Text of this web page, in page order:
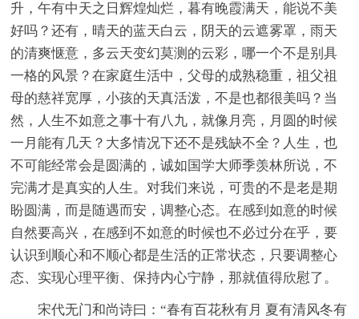
升，午有中天之日辉煌灿烂，暮有晚霞满天，能说不美
好吗？还有，晴天的蓝天白云，阴天的云遮雾罩，雨天
的清爽惬意，多云天变幻莫测的云彩，哪一个不是别具
一格的风景？在家庭生活中，父母的成熟稳重，祖父祖
母的慈祥宽厚，小孩的天真活泼，不是也都很美吗？当
然，人生不如意之事十有八九，就像月亮，月圆的时候
一月能有几天？大多情况下还不是残缺不全？人生，也
不可能经常会是圆满的，诚如国学大师季羡林所说，不
完满才是真实的人生。对我们来说，可贵的不是老是期
盼圆满，而是随遇而安，调整心态。在感到如意的时候
自然要高兴，在感到不如意的时候也不必过分在乎，要
认识到顺心和不顺心都是生活的正常状态，只要调整心
态、实现心理平衡、保持内心宁静，那就值得欣慰了。
宋代无门和尚诗曰：“春有百花秋有月 夏有清风冬有